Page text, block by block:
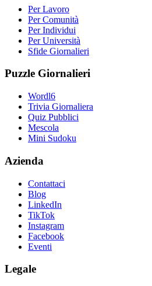
Per Lavoro
Per Comunità
Per Individui
Per Università
Sfide Giornalieri
Puzzle Giornalieri
Wordl6
Trivia Giornaliera
Quiz Pubblici
Mescola
Mini Sudoku
Azienda
Contattaci
Blog
LinkedIn
TikTok
Instagram
Facebook
Eventi
Legale